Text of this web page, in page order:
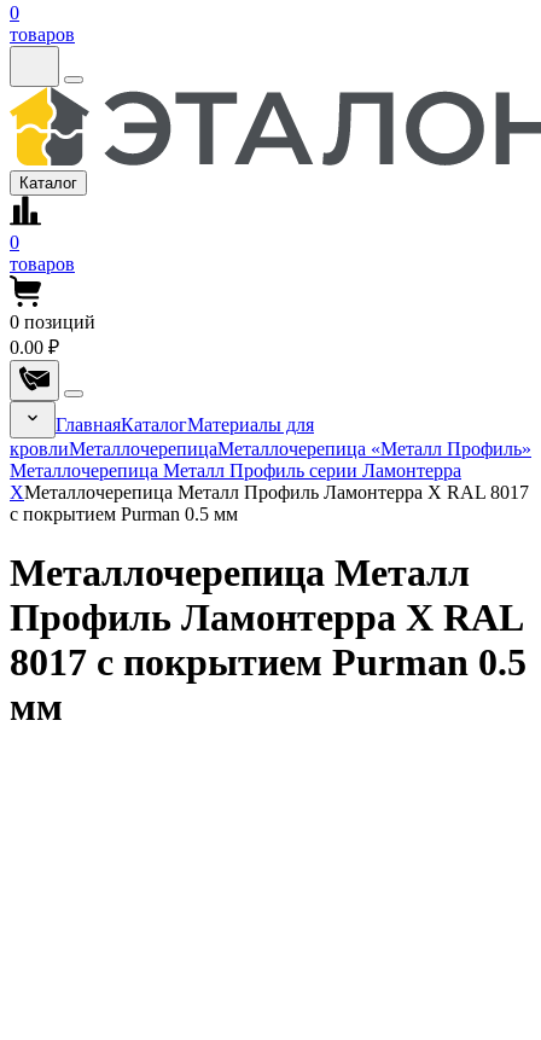
0
товаров
Каталог
0
товаров
0 позиций
0.00 ₽
ГлавнаяКаталогМатериалы для
кровлиМеталлочерепицаМеталлочерепица «Металл Профиль»
Металлочерепица Металл Профиль серии Ламонтерра
ХМеталлочерепица Металл Профиль Ламонтерра X RAL 8017
с покрытием Purman 0.5 мм
Металлочерепица Металл
Профиль Ламонтерра X RAL
8017 с покрытием Purman 0.5
мм